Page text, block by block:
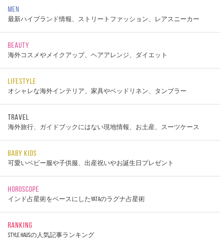
MEN
最新ハイブランド情報、ストリートファッション、レアスニーカー
BEAUTY
海外コスメやメイクアップ、ヘアアレンジ、ダイエット
LIFESTYLE
オシャレな海外インテリア、家具やベッドリネン、タンブラー
TRAVEL
海外旅行、ガイドブックにはない現地情報、お土産、スーツケース
BABY KIDS
可愛いベビー服や子供服、出産祝いやお誕生日プレゼント
HOROSCOPE
インド占星術をベースにしたYATAのラグナ占星術
RANKING
STYLE HAUSの人気記事ランキング